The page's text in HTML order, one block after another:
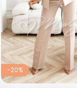
-20%